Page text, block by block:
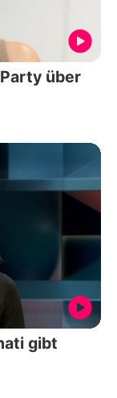
über
gibt